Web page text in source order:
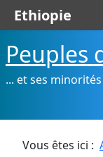
Peuples
... et ses minorités
Vous êtes ici :
Ethiopie